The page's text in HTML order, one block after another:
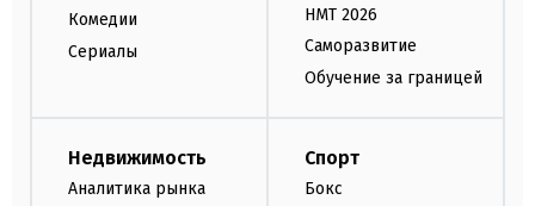
Комедии
Сериалы
НМТ 2026
Саморазвитие
Обучение за границей
Недвижимость
Аналитика рынка
Спорт
Бокс